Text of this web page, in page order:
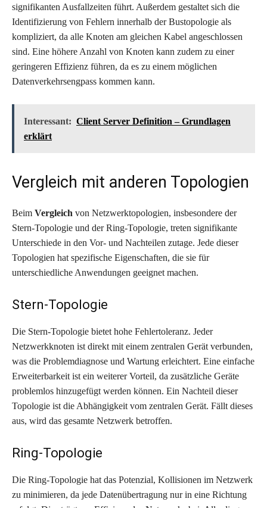
signifikanten Ausfallzeiten führt. Außerdem gestaltet sich die
Identifizierung von Fehlern innerhalb der Bustopologie als
kompliziert, da alle Knoten am gleichen Kabel angeschlossen
sind. Eine höhere Anzahl von Knoten kann zudem zu einer
geringeren Effizienz führen, da es zu einem möglichen
Datenverkehrsengpass kommen kann.
Interessant: Client Server Definition – Grundlagen
erklärt
Vergleich mit anderen Topologien
Beim Vergleich von Netzwerktopologien, insbesondere der
Stern-Topologie und der Ring-Topologie, treten signifikante
Unterschiede in den Vor- und Nachteilen zutage. Jede dieser
Topologien hat spezifische Eigenschaften, die sie für
unterschiedliche Anwendungen geeignet machen.
Stern-Topologie
Die Stern-Topologie bietet hohe Fehlertoleranz. Jeder
Netzwerkknoten ist direkt mit einem zentralen Gerät verbunden,
was die Problemdiagnose und Wartung erleichtert. Eine einfache
Erweiterbarkeit ist ein weiterer Vorteil, da zusätzliche Geräte
problemlos hinzugefügt werden können. Ein Nachteil dieser
Topologie ist die Abhängigkeit vom zentralen Gerät. Fällt dieses
aus, wird das gesamte Netzwerk betroffen.
Ring-Topologie
Die Ring-Topologie hat das Potenzial, Kollisionen im Netzwerk
zu minimieren, da jede Datenübertragung nur in eine Richtung